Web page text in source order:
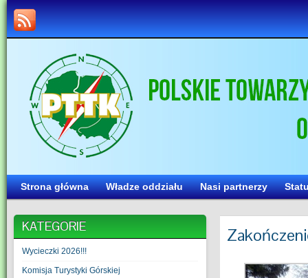
Strona główna Władze oddziału Nasi partnerzy
KATEGORIE
Wycieczki 2026!!!
Komisja Turystyki Górskiej